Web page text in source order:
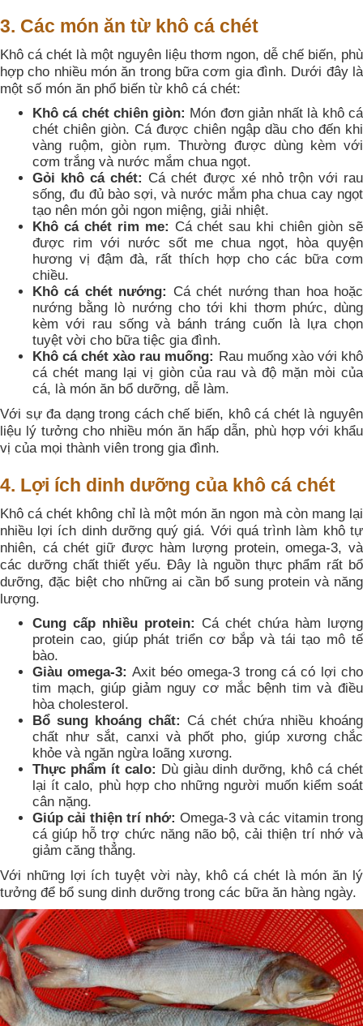
3. Các món ăn từ khô cá chét
Khô cá chét là một nguyên liệu thơm ngon, dễ chế biến, phù
hợp cho nhiều món ăn trong bữa cơm gia đình. Dưới đây là
một số món ăn phổ biến từ khô cá chét:
Khô cá chét chiên giòn: Món đơn giản nhất là khô cá
chét chiên giòn. Cá được chiên ngập dầu cho đến khi
vàng ruộm, giòn rụm. Thường được dùng kèm với
cơm trắng và nước mắm chua ngọt.
Gỏi khô cá chét: Cá chét được xé nhỏ trộn với rau
sống, đu đủ bào sợi, và nước mắm pha chua cay ngọt
tạo nên món gỏi ngon miệng, giải nhiệt.
Khô cá chét rim me: Cá chét sau khi chiên giòn sẽ
được rim với nước sốt me chua ngọt, hòa quyện
hương vị đậm đà, rất thích hợp cho các bữa cơm
chiều.
Khô cá chét nướng: Cá chét nướng than hoa hoặc
nướng bằng lò nướng cho tới khi thơm phức, dùng
kèm với rau sống và bánh tráng cuốn là lựa chọn
tuyệt vời cho bữa tiệc gia đình.
Khô cá chét xào rau muống: Rau muống xào với khô
cá chét mang lại vị giòn của rau và độ mặn mòi của
cá, là món ăn bổ dưỡng, dễ làm.
Với sự đa dạng trong cách chế biến, khô cá chét là nguyên
liệu lý tưởng cho nhiều món ăn hấp dẫn, phù hợp với khẩu
vị của mọi thành viên trong gia đình.
4. Lợi ích dinh dưỡng của khô cá chét
Khô cá chét không chỉ là một món ăn ngon mà còn mang lại
nhiều lợi ích dinh dưỡng quý giá. Với quá trình làm khô tự
nhiên, cá chét giữ được hàm lượng protein, omega-3, và
các dưỡng chất thiết yếu. Đây là nguồn thực phẩm rất bổ
dưỡng, đặc biệt cho những ai cần bổ sung protein và năng
lượng.
Cung cấp nhiều protein: Cá chét chứa hàm lượng
protein cao, giúp phát triển cơ bắp và tái tạo mô tế
bào.
Giàu omega-3: Axit béo omega-3 trong cá có lợi cho
tim mạch, giúp giảm nguy cơ mắc bệnh tim và điều
hòa cholesterol.
Bổ sung khoáng chất: Cá chét chứa nhiều khoáng
chất như sắt, canxi và phốt pho, giúp xương chắc
khỏe và ngăn ngừa loãng xương.
Thực phẩm ít calo: Dù giàu dinh dưỡng, khô cá chét
lại ít calo, phù hợp cho những người muốn kiểm soát
cân nặng.
Giúp cải thiện trí nhớ: Omega-3 và các vitamin trong
cá giúp hỗ trợ chức năng não bộ, cải thiện trí nhớ và
giảm căng thẳng.
Với những lợi ích tuyệt vời này, khô cá chét là món ăn lý
tưởng để bổ sung dinh dưỡng trong các bữa ăn hàng ngày.